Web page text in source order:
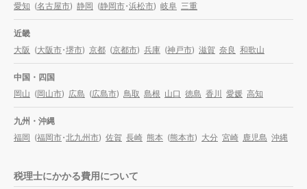
愛知 (名古屋市) 静岡 (静岡市・浜松市) 岐阜 三重
近畿
大阪 (大阪市・堺市) 京都 (京都市) 兵庫 (神戸市) 滋賀 奈良 和歌山
中国・四国
岡山 (岡山市) 広島 (広島市) 鳥取 島根 山口 徳島 香川 愛媛 高知
九州・沖縄
福岡 (福岡市・北九州市) 佐賀 長崎 熊本 (熊本市) 大分 宮崎 鹿児島 沖縄
税理士にかかる費用について